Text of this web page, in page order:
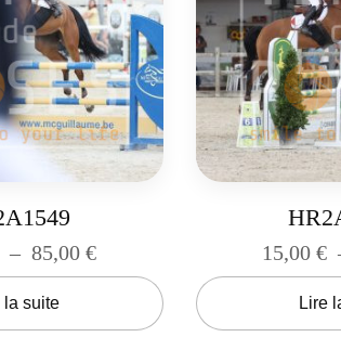
– 85,00€
la suite
15,00 €
Lire